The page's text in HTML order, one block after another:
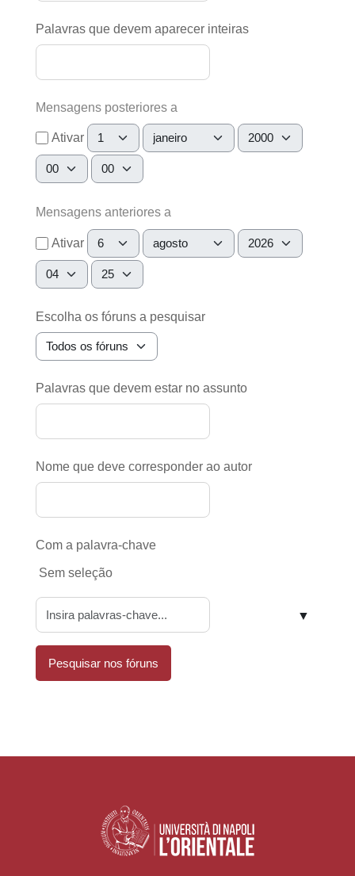
Palavras que devem aparecer inteiras
Mensagens posteriores a
Ativar Dia Mês Ano
Hora Minuto
Mensagens anteriores a
Ativar Dia Mês Ano
Hora Minuto
Escolha os fóruns a pesquisar
Palavras que devem estar no assunto
Nome que deve corresponder ao autor
Com a palavra-chave
Itens selecionados:
Sem seleção
▼
Pesquisar nos fóruns